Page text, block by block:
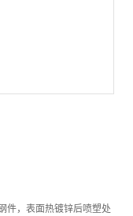
件，表面热镀锌后喷塑处